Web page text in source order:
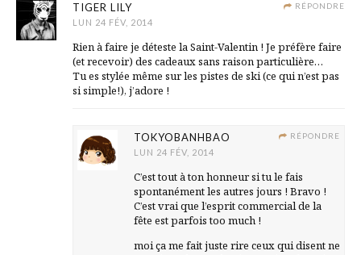
RÉPONDRE
TIGER LILY
LUN 24 FÉV, 2014
Rien à faire je déteste la Saint-Valentin ! Je préfère faire
(et recevoir) des cadeaux sans raison particulière…
Tu es stylée même sur les pistes de ski (ce qui n’est pas
si simple!), j’adore !
RÉPONDRE
TOKYOBANHBAO
LUN 24 FÉV, 2014
C’est tout à ton honneur si tu le fais
spontanément les autres jours ! Bravo !
C’est vrai que l’esprit commercial de la
fête est parfois too much !
moi ça me fait juste rire ceux qui disent ne